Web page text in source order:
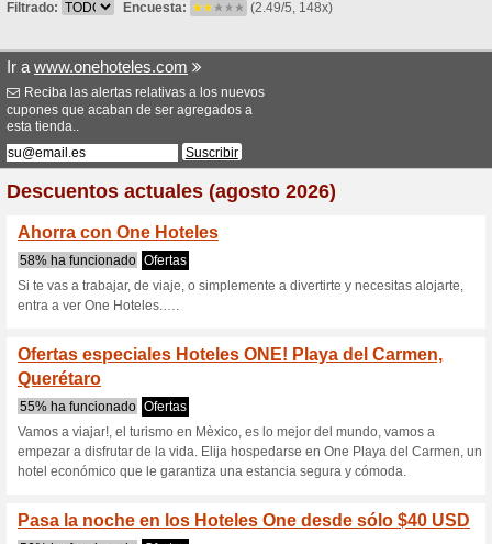
Tiendas
Inicio>O>
3 ofertas actuales Ninguna
Filtrado: